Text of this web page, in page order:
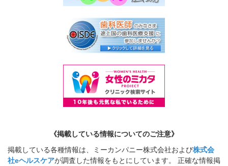
《掲載している情報についてのご注意》
掲載している各種情報は、ミーカンパニー株式会社および株式会
社eヘルスケアが調査した情報をもとにしています。 正確な情報掲